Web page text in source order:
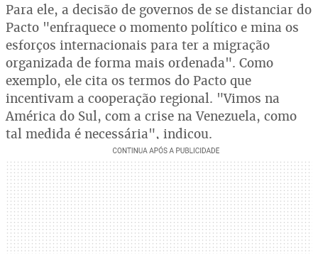
Para ele, a decisão de governos de se distanciar do
Pacto "enfraquece o momento político e mina os
esforços internacionais para ter a migração
organizada de forma mais ordenada". Como
exemplo, ele cita os termos do Pacto que
incentivam a cooperação regional. "Vimos na
América do Sul, com a crise na Venezuela, como
tal medida é necessária", indicou.